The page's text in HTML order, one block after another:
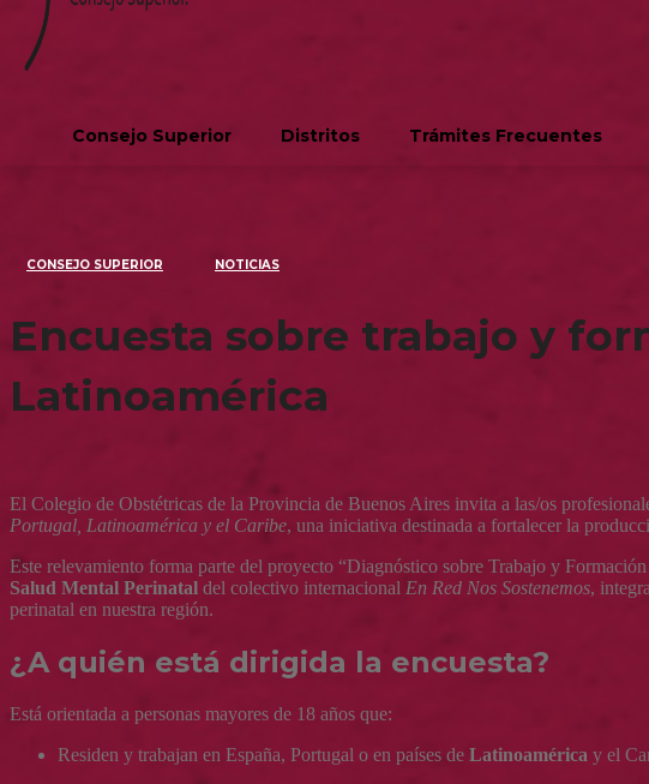
Consejo Superior Distritos Trámites Frecuentes
CONSEJO SUPERIOR NOTICIAS
Encuesta sobre trabajo y
Latinoamérica
El Colegio de Obstétricas de la Provincia de Buenos Aires invita a las/os
Portugal, Latinoamérica y el Caribe, una iniciativa destinada a fortalecer la
Este relevamiento forma parte del proyecto “Diagnóstico sobre Trabajo y
Salud Mental Perinatal del colectivo internacional En Red Nos Sostenemos,
perinatal en nuestra región.
¿A quién está dirigida la encuesta?
Está orientada a personas mayores de 18 años que:
Residen y trabajan en España, Portugal o en países de Latinoamérica y el